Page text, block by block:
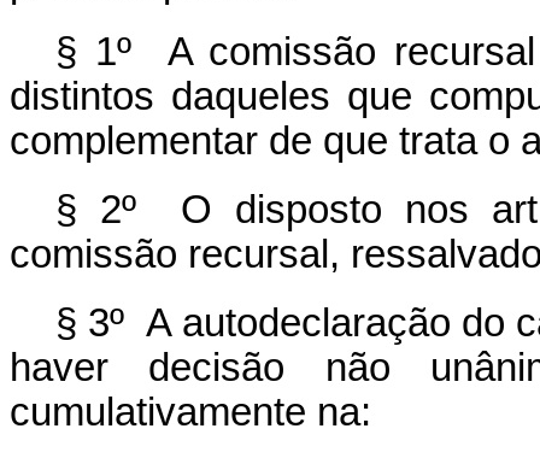
§ 1º A comissão
distintos daqueles que
complementar de que trata o
§ 2º O disposto nos
comissão recursal,
§ 3º A autodeclaração do
haver decisão não
cumulativamente na: